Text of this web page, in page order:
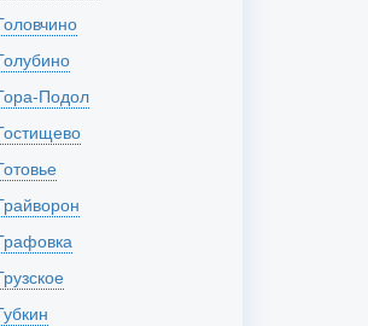
Головчино
Голубино
Гора-Подол
Гостищево
Готовье
Грайворон
Графовка
Грузское
Губкин